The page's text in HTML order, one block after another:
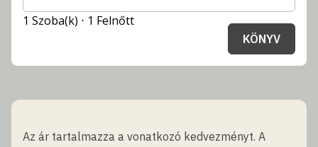
1 Szoba(k) ⋅ 1 Felnőtt
KÖNYV
Az ár tartalmazza a vonatkozó kedvezményt. A